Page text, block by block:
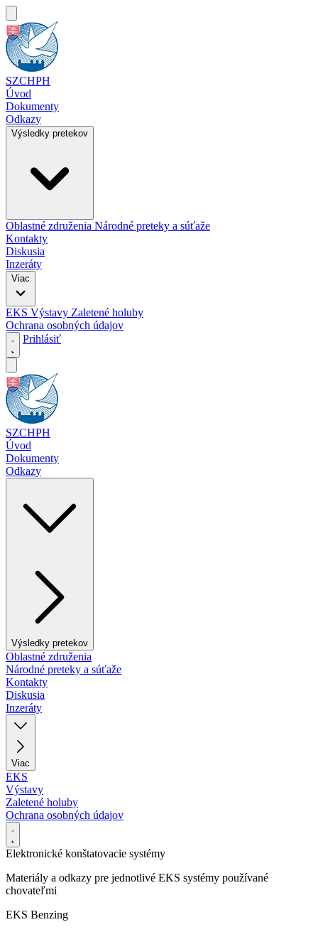
SZCHPH
Úvod
Dokumenty
Odkazy
Výsledky pretekov
Oblastné združenia Národné preteky a súťaže
Kontakty
Diskusia
Inzeráty
Viac
EKS Výstavy Zaletené holuby
Ochrana osobných údajov
Prihlásiť
SZCHPH
Úvod
Dokumenty
Odkazy
Výsledky pretekov
Oblastné združenia
Národné preteky a súťaže
Kontakty
Diskusia
Inzeráty
Viac
EKS
Výstavy
Zaletené holuby
Ochrana osobných údajov
Elektronické konštatovacie systémy
Materiály a odkazy pre jednotlivé EKS systémy používané
chovateľmi
EKS Benzing